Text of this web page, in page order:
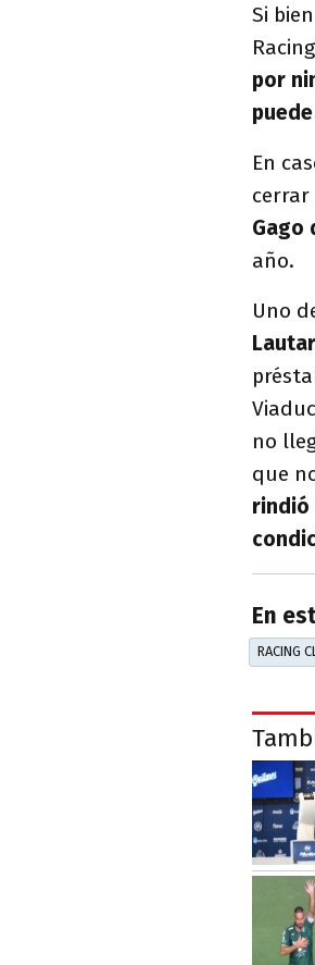
Si
por
En
cerrar
Gago
año.
Uno
no
que
rindió
En
RACING